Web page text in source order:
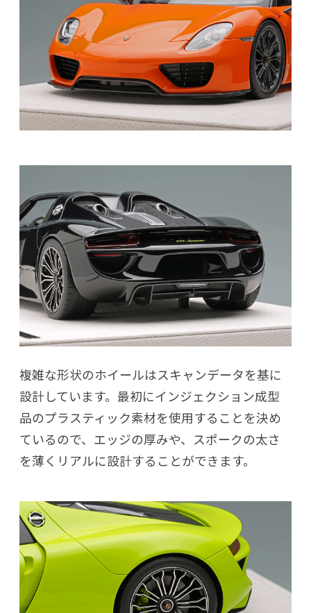
複雑な形状のホイールはスキャンデータを基に
設計しています。最初にインジェクション成型
品のプラスティック素材を使用することを決め
ているので、エッジの厚みや、スポークの太さ
を薄くリアルに設計することができます。